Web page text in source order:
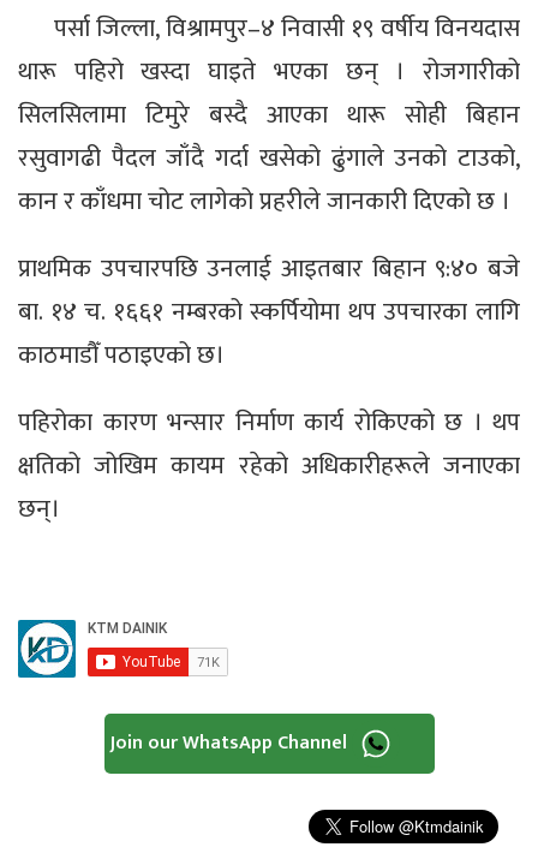
पर्सा जिल्ला, विश्रामपुर–४ निवासी १९ वर्षीय विनयदास
थारू पहिरो खस्दा घाइते भएका छन् । रोजगारीको
सिलसिलामा टिमुरे बस्दै आएका थारू सोही बिहान
रसुवागढी पैदल जाँदै गर्दा खसेको ढुंगाले उनको टाउको,
कान र काँधमा चोट लागेको प्रहरीले जानकारी दिएको छ ।
प्राथमिक उपचारपछि उनलाई आइतबार बिहान ९:४० बजे
बा. १४ च. १६६१ नम्बरको स्कर्पियोमा थप उपचारका लागि
काठमाडौँ पठाइएको छ।
पहिरोका कारण भन्सार निर्माण कार्य रोकिएको छ । थप
क्षतिको जोखिम कायम रहेको अधिकारीहरूले जनाएका
छन्।
Join our WhatsApp Channel